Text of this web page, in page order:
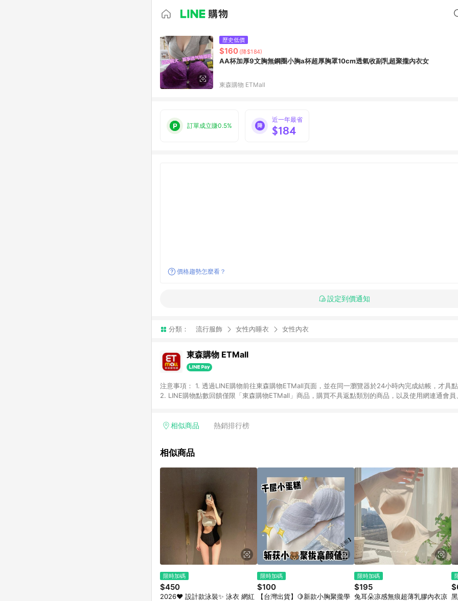
歷史低價
$160 (降$184)
AA杯加厚9文胸無鋼圈小胸a杯超厚胸罩10cm透氣收副乳超聚攏內衣女
東森購物 ETMall
訂單成立賺0.5%
近一年最省
$184
價格趨勢怎麼看？
設定到價通知
分類： 流行服飾 女性內睡衣 女性內衣
東森購物 ETMall
注意事項： 1. 透過LINE購物前往東森購物ETMall頁面，並在同一瀏覽器於24小時內完成結帳，才具
2. LINE購物點數回饋僅限「東森購物ETMall」商品，購買不具返點類別的商品，以及使用網連通會
「草莓網」全館商品。 4. 如取消訂單、退貨、退款或購物中登出東森購物ETMall，將無法獲得點數
面顯示為準。 7. LINE購物設有「單一商品最高回饋點數」機制(特殊活動時開放「回饋無上限」)，以
品資料更新會有時間差，如顯示之商品規格、顏色、價位、贈品與東森購物ETMall銷售網頁不符，以
準。 9. 若有贈點爭議，請務必於訂單日期+180天以內至LINE購物客服洽詢；若超過180天(含)以上
贈點回饋。 10. 部分點數紅包僅限指定商品使用，或不適用於無回饋商品。各點數紅包之適用商品與
紅包頁面規則為準。
相似商品 熱銷排行榜
相似商品
限時加碼
$450
2026❤️ 設計款泳裝✨ 泳衣 網紅
限時加碼
$100
【台灣出貨】🍋新款小胸聚攏學
限時加碼
$195
兔耳朵凉感無痕超薄乳膠內衣凉